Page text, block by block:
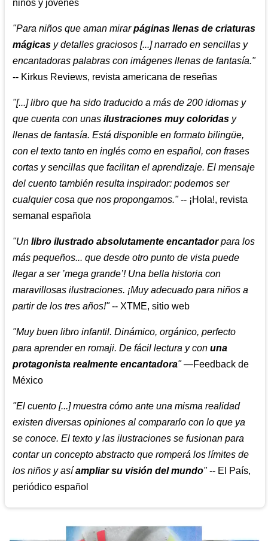
niños y jovenes
"Para niños que aman mirarpáginas llenas de criaturas
mágicas y detalles graciosos [...] narrado en sencillas y
encantadoras palabras con imágenes llenas de fantasía."
-- Kirkus Reviews, revista americana de reseñas
"[...] libro que ha sido traducido a más de 200 idiomas y
que cuenta con unasilustraciones muy coloridas y
llenas de fantasía. Está disponible en formato bilingüe,
con el texto tanto en inglés como en español, con frases
cortas y sencillas que facilitan el aprendizaje. El mensaje
del cuento también resulta inspirador: podemos ser
cualquier cosa que nos propongamos."-- ¡Hola!, revista
semanal española
"Unlibro ilustrado absolutamente encantadorpara los
más pequeños... que desde otro punto de vista puede
llegar a ser ’mega grande’! Una bella historia con
maravillosas ilustraciones. ¡Muy adecuado para niños a
partir de los tres años!"-- XTME, sitio web
"Muy buen libro infantil. Dinámico, orgánico, perfecto
para aprender en romaji. De fácil lectura y conuna
protagonista realmente encantadora"—Feedback de
México
"El cuento [...] muestra cómo ante una misma realidad
existen diversas opiniones al compararlo con lo que ya
se conoce. El texto y las ilustraciones se fusionan para
contar un concepto abstracto que romperá los límites de
los niños y asíampliar su visión del mundo"-- El País,
periódico español